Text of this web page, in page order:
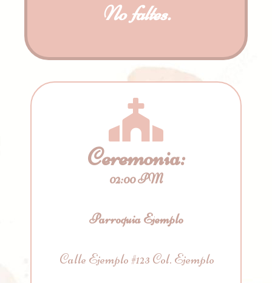
No faltes.
Ceremonia:
02:00 PM
Parroquia Ejemplo
Calle Ejemplo #123 Col. Ejemplo